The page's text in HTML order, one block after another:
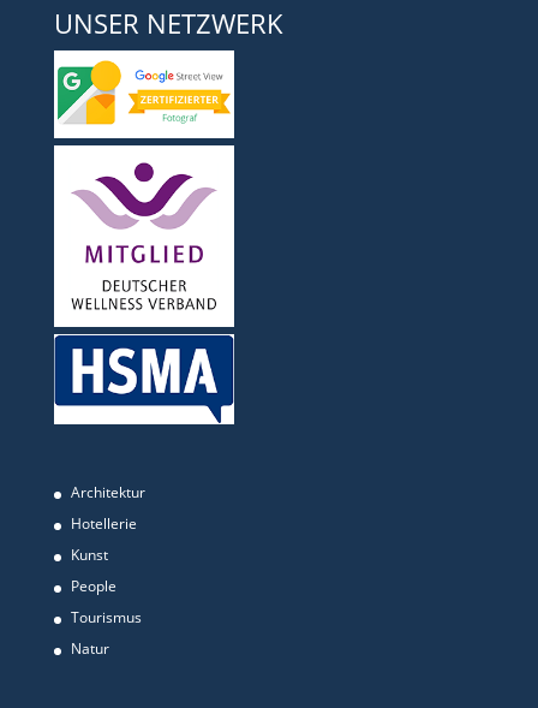
UNSER NETZWERK
Architektur
Hotellerie
Kunst
People
Tourismus
Natur